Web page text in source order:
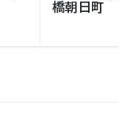
橋朝日町